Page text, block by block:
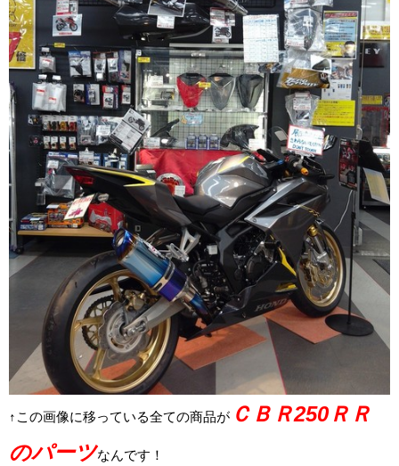
↑この画像に移っている全ての商品が ＣＢＲ250ＲＲ
のパーツなんです！